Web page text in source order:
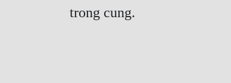
trong cung.